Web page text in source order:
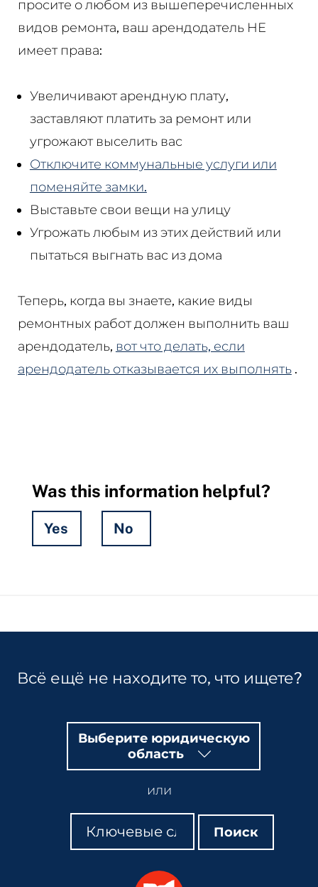
просите о любом из вышеперечисленных
видов ремонта, ваш арендодатель НЕ
имеет права:
Увеличивают арендную плату,
заставляют платить за ремонт или
угрожают выселить вас
Отключите коммунальные услуги или
поменяйте замки.
Выставьте свои вещи на улицу
Угрожать любым из этих действий или
пытаться выгнать вас из дома
Теперь, когда вы знаете, какие виды
ремонтных работ должен выполнить ваш
арендодатель, вот что делать, если
арендодатель отказывается их выполнять.
Was this information helpful?
Yes No
Всё ещё не находите то, что ищете?
Выберите юридическую
область
или
Поиск
Поиск Поиск